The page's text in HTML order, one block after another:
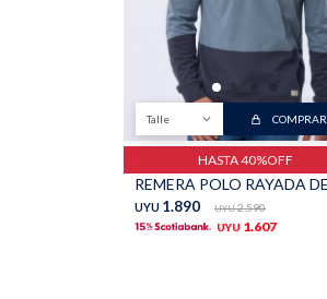
Talle COMPRAR
HASTA 40%OFF
UYU 1.890 UYU 2.590
UYU 1.607